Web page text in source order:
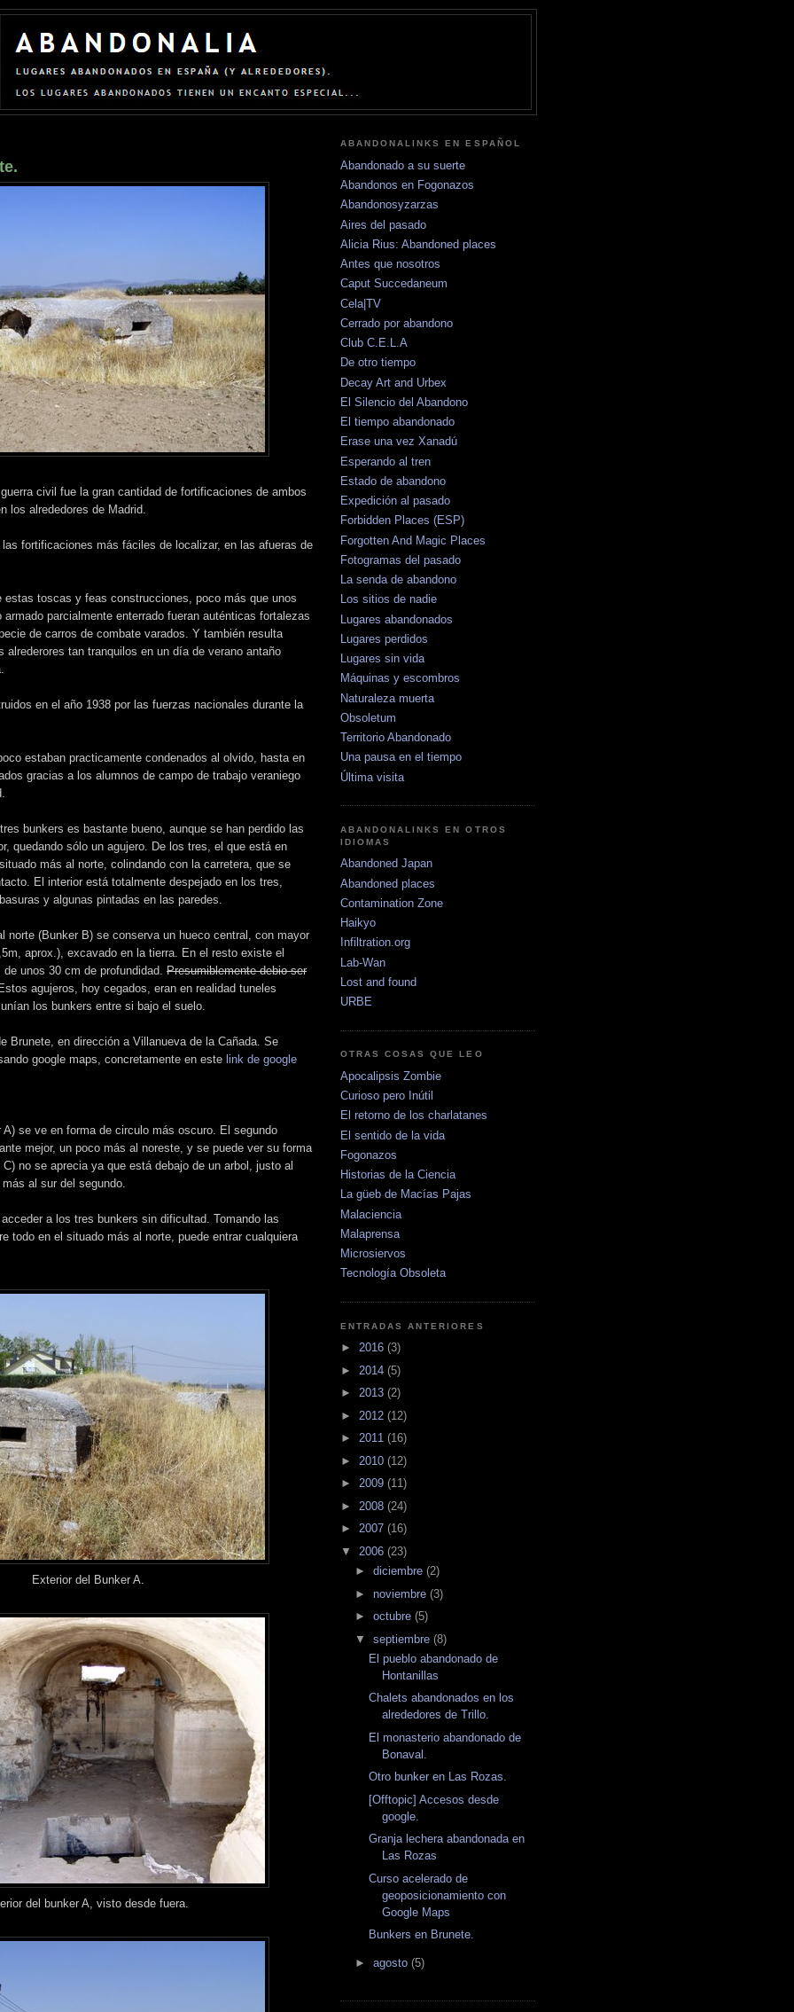
civil fue la gran cantidad de fortificaciones de ambos
los alrededores de Madrid.
fortificaciones más fáciles de localizar, en las afueras de
estas toscas y feas construcciones, poco más que unos
parcialmente enterrado fueran auténticas fortalezas
de carros de combate varados. Y también resulta
alrederores tan tranquilos en un día de verano antaño
en el año 1938 por las fuerzas nacionales durante la
estaban practicamente condenados al olvido, hasta en
gracias a los alumnos de campo de trabajo veraniego
bunkers es bastante bueno, aunque se han perdido las
quedando sólo un agujero. De los tres, el que está en
más al norte, colindando con la carretera, que se
El interior está totalmente despejado en los tres,
y algunas pintadas en las paredes.
norte (Bunker B) se conserva un hueco central, con mayor
aprox.), excavado en la tierra. En el resto existe el
unos 30 cm de profundidad. Presumiblemente debio ser
agujeros, hoy cegados, eran en realidad tuneles
los bunkers entre si bajo el suelo.
Brunete, en dirección a Villanueva de la Cañada. Se
google maps, concretamente en este link de google
se ve en forma de circulo más oscuro. El segundo
mejor, un poco más al noreste, y se puede ver su forma
no se aprecia ya que está debajo de un arbol, justo al
al sur del segundo.
a los tres bunkers sin dificultad. Tomando las
todo en el situado más al norte, puede entrar cualquiera
Exterior del Bunker A.
del bunker A, visto desde fuera.
ABANDONALINKS EN ESPAÑOL
Abandonado a su suerte
Abandonos en Fogonazos
Abandonosyzarzas
Aires del pasado
Alicia Rius: Abandoned places
Antes que nosotros
Caput Succedaneum
Cela|TV
Cerrado por abandono
Club C.E.L.A
De otro tiempo
Decay Art and Urbex
El Silencio del Abandono
El tiempo abandonado
Erase una vez Xanadú
Esperando al tren
Estado de abandono
Expedición al pasado
Forbidden Places (ESP)
Forgotten And Magic Places
Fotogramas del pasado
La senda de abandono
Los sitios de nadie
Lugares abandonados
Lugares perdidos
Lugares sin vida
Máquinas y escombros
Naturaleza muerta
Obsoletum
Territorio Abandonado
Una pausa en el tiempo
Última visita
ABANDONALINKS EN OTROS
IDIOMAS
Abandoned Japan
Abandoned places
Contamination Zone
Haikyo
Infiltration.org
Lab-Wan
Lost and found
URBE
OTRAS COSAS QUE LEO
Apocalipsis Zombie
Curioso pero Inútil
El retorno de los charlatanes
El sentido de la vida
Fogonazos
Historias de la Ciencia
La güeb de Macías Pajas
Malaciencia
Malaprensa
Microsiervos
Tecnología Obsoleta
ENTRADAS ANTERIORES
► 2016 (3)
► 2014 (5)
► 2013 (2)
► 2012 (12)
► 2011 (16)
► 2010 (12)
► 2009 (11)
► 2008 (24)
► 2007 (16)
▼ 2006 (23)
► diciembre (2)
► noviembre (3)
► octubre (5)
▼ septiembre (8)
El pueblo abandonado de
Hontanillas
Chalets abandonados en los
alrededores de Trillo.
El monasterio abandonado de
Bonaval.
Otro bunker en Las Rozas.
[Offtopic] Accesos desde
google.
Granja lechera abandonada en
Las Rozas
Curso acelerado de
geoposicionamiento con
Google Maps
Bunkers en Brunete.
► agosto (5)